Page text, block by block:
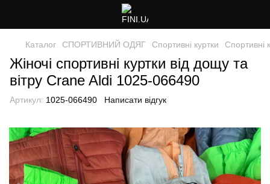
Каталог СПОРТИВНИЙ ОДЯГ Спортивні куртки Спортивні
Жіночі спортивні куртки від дощу та
вітру Crane Aldi 1025-066490
Артикул: 1025-066490 Написати відгук